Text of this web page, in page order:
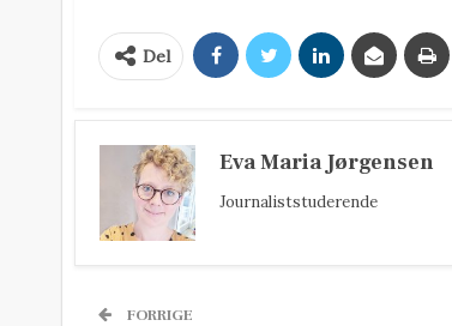
Del
Eva Maria Jørgensen
Journaliststuderende
FORRIGE